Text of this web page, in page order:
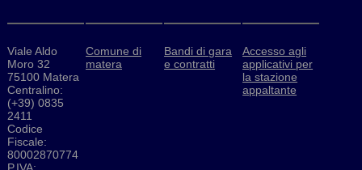
Viale Aldo
Moro 32
75100 Matera
Centralino:
(+39) 0835
2411
Codice
Fiscale:
80002870774
Comune di
matera
Bandi di gara
e contratti
Accesso agli
applicativi per
la stazione
appaltante